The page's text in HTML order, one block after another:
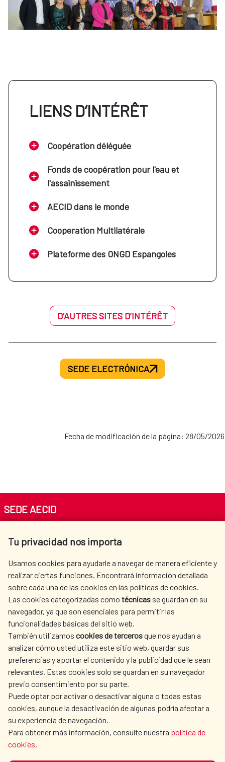
LIENS D’INTÉRÊT
Coopération déléguée
Fonds de coopération pour l'eau et
l'assainissement
AECID dans le monde
Cooperation Multilatérale
Plateforme des ONGD Espangoles
D’AUTRES SITES D’INTÉRÊT
SEDE ELECTRÓNICA
Fecha de modificación de la página: 28/05/2026
Tu privacidad nos importa
Usamos cookies para ayudarle a navegar de manera eficiente y
realizar ciertas funciones. Encontrará información detallada
sobre cada una de las cookies en las políticas de cookies.
Las cookies categorizadas como técnicas se guardan en su
navegador, ya que son esenciales para permitir las
funcionalidades básicas del sitio web.
También utilizamos cookies de tercerosque nos ayudan a
analizar cómo usted utiliza este sitio web, guardar sus
preferencias y aportar el contenido y la publicidad que le sean
relevantes. Estas cookies solo se guardan en su navegador
previo consentimiento por su parte.
Puede optar por activar o desactivar alguna o todas estas
cookies, aunque la desactivación de algunas podría afectar a
su experiencia de navegación.
Para obtener más información, consulte nuestra política de
cookies.
SEDE AECID
Tel. +34 900 20 30 54​​​​​​​
AECID
OÙ NOUS COOPÉRONS
L'ACTION HUMANITAIRE
ESPAGNOLE
SALLE DE PRESSE
CULTURE ET SCIENCE BIBLIOTHÈQUE
NOS RÉSEAUX SOCIAUX